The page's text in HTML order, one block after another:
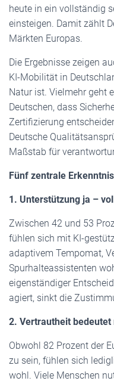
heute in ein vollständig
einsteigen. Damit zählt
Märkten Europas.
Die Ergebnisse zeigen
KI-Mobilität in
Natur ist. Vielmehr geht
Deutschen, dass
Zertifizierung
Deutsche
Maßstab für
Fünf zentrale
1. Unterstützung ja –
Zwischen 42 und 53
fühlen sich mit KI-
adaptivem Tempomat,
Spurhalteassistenten
eigenständiger
agiert, sinkt die
2. Vertrautheit bedeutet
Obwohl 82 Prozent der
zu sein, fühlen sich
wohl. Viele Menschen